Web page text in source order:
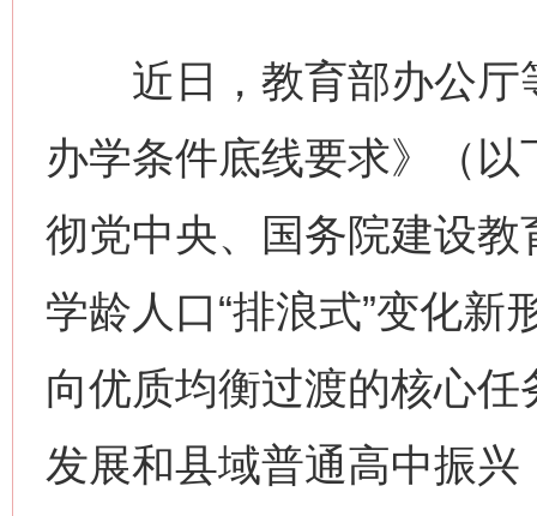
近日，教育部办公厅
办学条件底线要求》（
彻党中央、国务院建设
学龄人口“排浪式”变化
向优质均衡过渡的核心
发展和县域普通高中振